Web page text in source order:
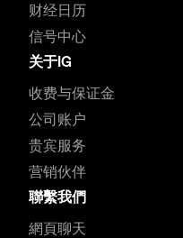
财经日历
信号中心
关于IG
收费与保证金
公司账户
贵宾服务
营销伙伴
聯繫我們
網頁聊天